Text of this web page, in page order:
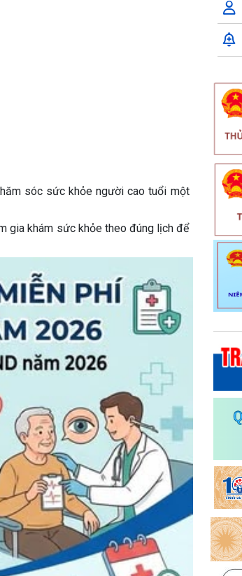
sóc sức khỏe người cao tuổi một
gia khám sức khỏe theo đúng lịch để